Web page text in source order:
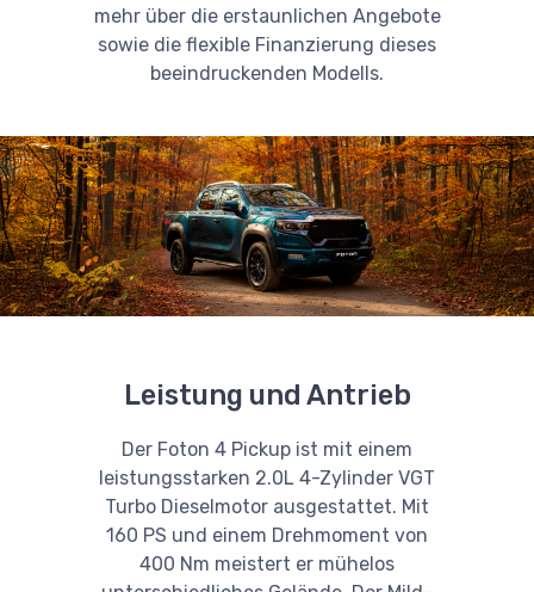
mehr über die erstaunlichen Angebote
sowie die flexible Finanzierung dieses
beeindruckenden Modells.
Leistung und Antrieb
Der Foton 4 Pickup ist mit einem
leistungsstarken 2.0L 4-Zylinder VGT
Turbo Dieselmotor ausgestattet. Mit
160 PS und einem Drehmoment von
400 Nm meistert er mühelos